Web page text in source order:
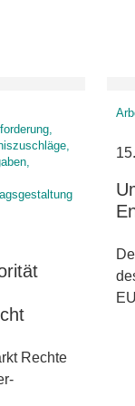
Rechte